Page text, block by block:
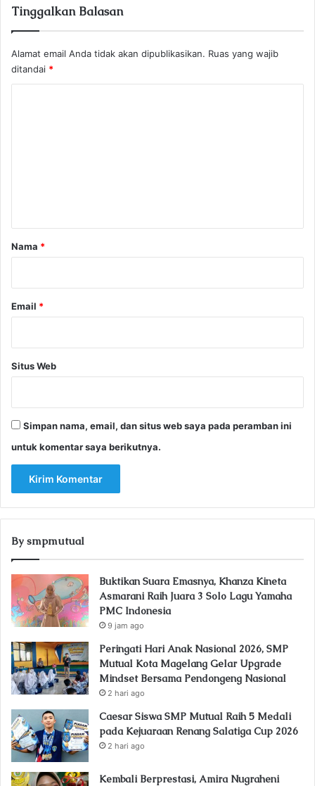
Tinggalkan Balasan
Alamat email Anda tidak akan dipublikasikan. Ruas yang wajib
ditandai *
rNama *
Email *
Situs Web
Simpan nama, email, dan situs web saya pada peramban ini
untuk komentar saya berikutnya.
By smpmutual
Buktikan Suara Emasnya, Khanza Kineta
Asmarani Raih Juara 3 Solo Lagu Yamaha
PMC Indonesia
9 jam ago
Peringati Hari Anak Nasional 2026, SMP
Mutual Kota Magelang Gelar Upgrade
Mindset Bersama Pendongeng Nasional
2 hari ago
Caesar Siswa SMP Mutual Raih 5 Medali
pada Kejuaraan Renang Salatiga Cup 2026
2 hari ago
Kembali Berprestasi, Amira Nugraheni